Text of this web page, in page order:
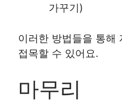
가꾸기)
이러한 방법들을 통해
접목할 수 있어요.
마무리